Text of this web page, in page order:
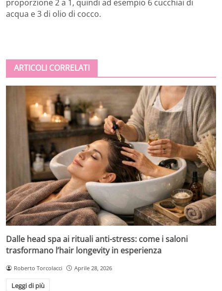
proporzione 2 a 1, quindi ad esempio 6 cucchiai di
acqua e 3 di olio di cocco.
ARTICOLI CORRELATI
Dalle head spa ai rituali anti-stress: come i saloni
trasformano l’hair longevity in esperienza
Roberto Torcolacci Aprile 28, 2026
Leggi di più